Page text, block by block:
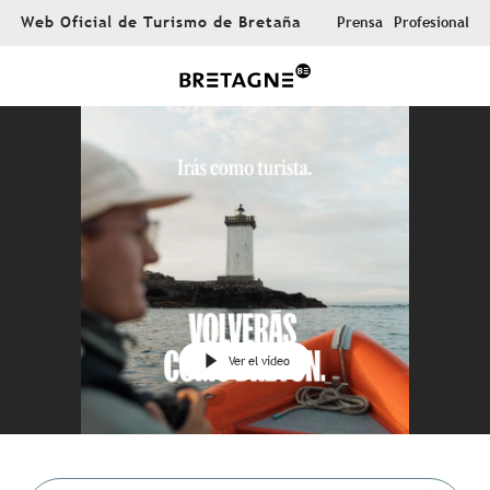
AllerWeb Oficial de Turismo de Bretaña Prensa Profesional
Ver el vídeo